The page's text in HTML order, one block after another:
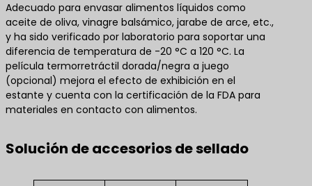
Adecuado para envasar alimentos líquidos como
aceite de oliva, vinagre balsámico, jarabe de arce, etc.,
y ha sido verificado por laboratorio para soportar una
diferencia de temperatura de -20 °C a 120 °C. La
película termorretráctil dorada/negra a juego
(opcional) mejora el efecto de exhibición en el
estante y cuenta con la certificación de la FDA para
materiales en contacto con alimentos.
Solución de accesorios de sellado